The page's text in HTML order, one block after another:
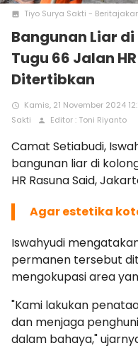
photo Tiyo Surya Sakti -
Bangunan Liar
Tugu 66 Jalan
Ditertibkan
access_time Kamis, 21 November 2024
Sakti
person Editor : Toni Riyanto
Camat Setiabudi,
bangunan liar di
HR Rasuna Said,
Agar estetika
Iswahyudi
permanen tersebut
mengokupasi area
"Kami lakukan
dan menjaga
dalam bahaya,"